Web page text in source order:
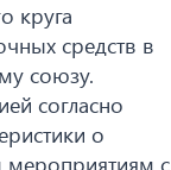
круга
средств в
союзу.
согласно
о